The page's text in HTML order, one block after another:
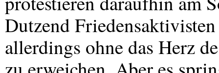
Dutzend
allerdings ohne das Herz